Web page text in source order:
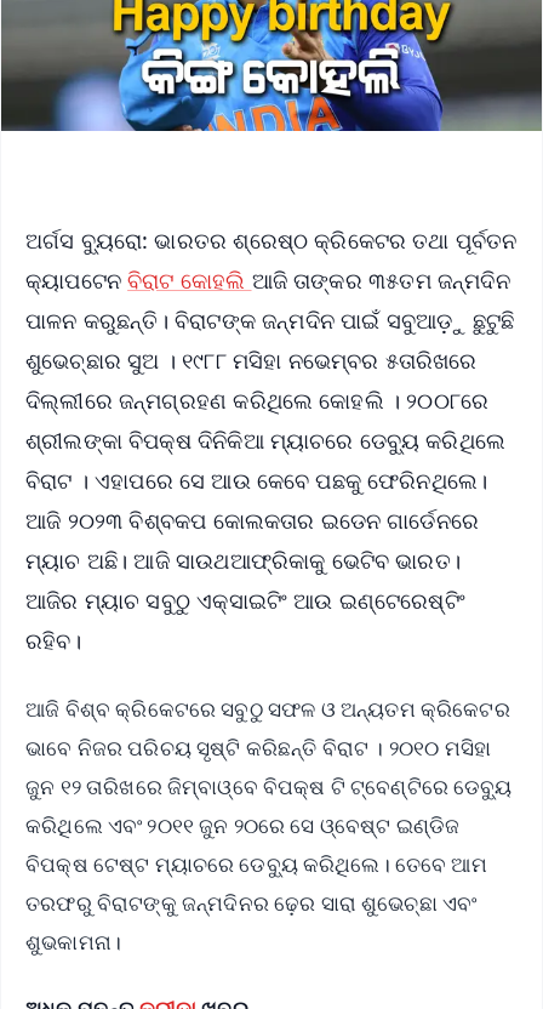
ଅର୍ଗସ ବ୍ୟୁରୋ: ଭାରତର ଶ୍ରେଷ୍ଠ କ୍ରିକେଟର ତଥା ପୂର୍ବତନ
କ୍ୟାପଟେନବିରାଟ କୋହଲି ଆଜି ତାଙ୍କର ୩୫ତମ ଜନ୍ମଦିନ
ପାଳନ କରୁଛନ୍ତି। ବିରାଟଙ୍କ ଜନ୍ମଦିନ ପାଇଁ ସବୁଆଡ଼ୁ ଛୁଟୁଛି
ଶୁଭେଚ୍ଛାର ସୁଅ । ୧୯୮୮ ମସିହା ନଭେମ୍ବର ୫ତାରିଖରେ
ଦିଲ୍ଲୀରେ ଜନ୍ମଗ୍ରହଣ କରିଥିଲେ କୋହଲି । ୨୦୦୮ରେ
ଶ୍ରୀଲଙ୍କା ବିପକ୍ଷ ଦିନିକିଆ ମ୍ୟାଚରେ ଡେବ୍ୟୁ କରିଥିଲେ
ବିରାଟ । ଏହାପରେ ସେ ଆଉ କେବେ ପଛକୁ ଫେରିନଥିଲେ।
ଆଜି ୨୦୨୩ ବିଶ୍ବକପ କୋଲକତାର ଇଡେନ ଗାର୍ଡେନରେ
ମ୍ୟାଚ ଅଛି। ଆଜି ସାଉଥଆଫ୍ରିକାକୁ ଭେଟିବ ଭାରତ।
ଆଜିର ମ୍ୟାଚ ସବୁଠୁ ଏକ୍ସାଇଟିଂ ଆଉ ଇଣ୍ଟେରେଷ୍ଟିଂ
ରହିବ।
ଆଜି ବିଶ୍ବ କ୍ରିକେଟରେ ସବୁଠୁ ସଫଳ ଓ ଅନ୍ୟତମ କ୍ରିକେଟର
ଭାବେ ନିଜର ପରିଚୟ ସୃଷ୍ଟି କରିଛନ୍ତି ବିରାଟ । ୨୦୧୦ ମସିହା
ଜୁନ ୧୨ ତାରିଖରେ ଜିମ୍ବାଓ୍ବେ ବିପକ୍ଷ ଟି ଟ୍ବେଣ୍ଟିରେ ଡେବ୍ୟୁ
କରିଥିଲେ ଏବଂ ୨୦୧୧ ଜୁନ ୨୦ରେ ସେ ଓ୍ବେଷ୍ଟ ଇଣ୍ଡିଜ
ବିପକ୍ଷ ଟେଷ୍ଟ ମ୍ୟାଚରେ ଡେବ୍ୟୁ କରିଥିଲେ। ତେବେ ଆମ
ତରଫରୁ ବିରାଟଙ୍କୁ ଜନ୍ମଦିନର ଢ଼େର ସାରା ଶୁଭେଚ୍ଛା ଏବଂ
ଶୁଭକାମନା।